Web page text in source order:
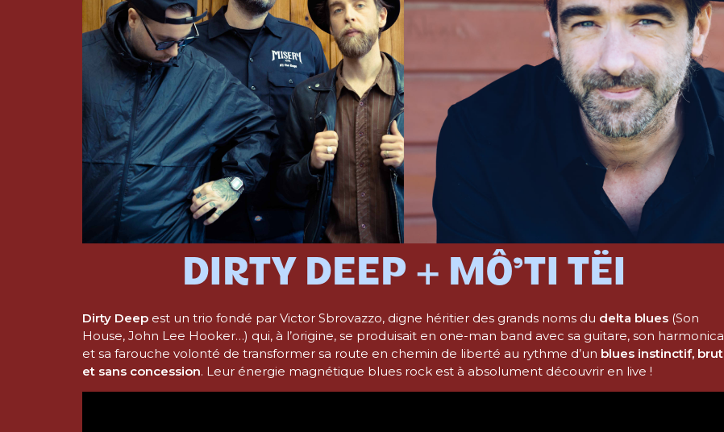
DIRTY DEEP + MÔ’TI TËI
Dirty Deep est un trio fondé par Victor Sbrovazzo, digne héritier des grands noms du delta blues (Son
House, John Lee Hooker…) qui, à l’origine, se produisait en one-man band avec sa guitare, son harmonica
et sa farouche volonté de transformer sa route en chemin de liberté au rythme d’un blues instinctif, brut
et sans concession. Leur énergie magnétique blues rock est à absolument découvrir en live !